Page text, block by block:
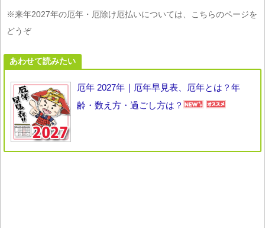
※来年2027年の厄年・厄除け厄払いについては、こちらのページを
どうぞ
あわせて読みたい
厄年 2027年｜厄年早見表、厄年とは？年
齢・数え方・過ごし方は？